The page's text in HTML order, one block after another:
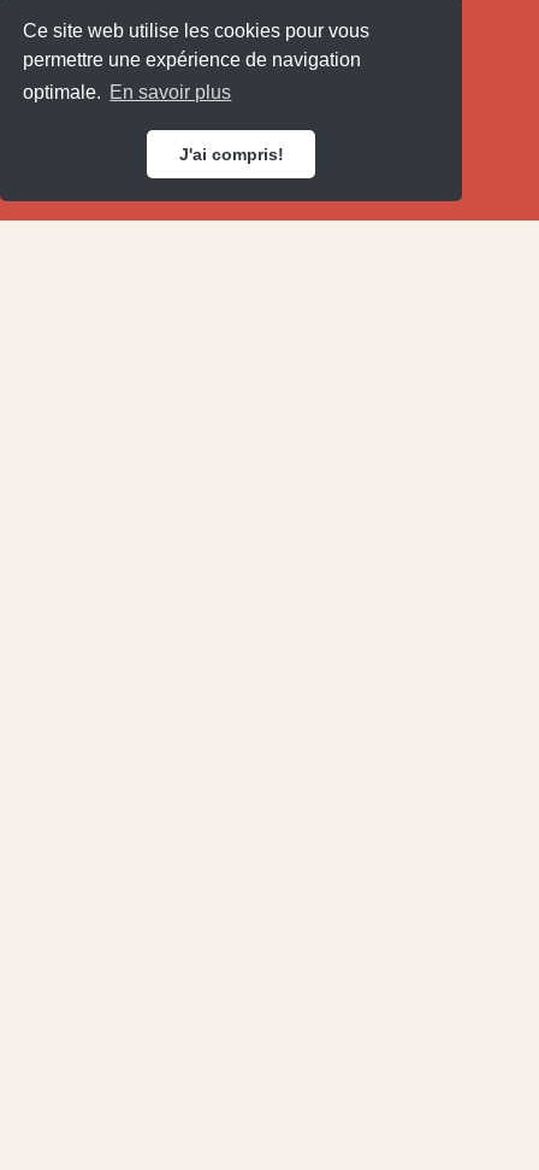
Ce site web utilise les cookies pour vous
permettre une expérience de navigation
optimale. En savoir plus
J'ai compris!